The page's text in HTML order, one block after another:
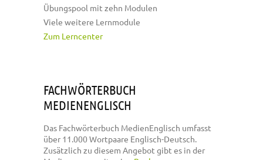
Übungspool mit zehn Modulen
Viele weitere Lernmodule
Zum Lerncenter
FACHWÖRTERBUCH
MEDIENENGLISCH
Das Fachwörterbuch MedienEnglisch umfasst
über 11.000 Wortpaare Englisch-Deutsch.
Zusätzlich zu diesem Angebot gibt es in der